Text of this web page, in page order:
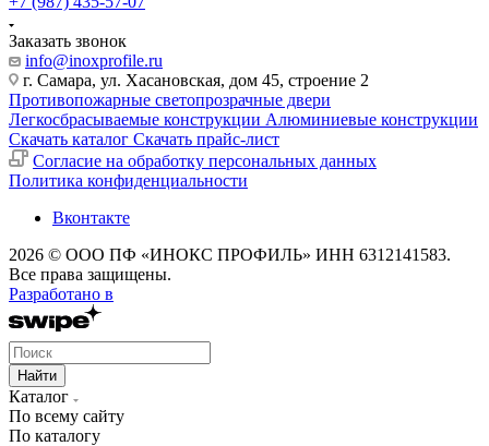
Заказать звонок
info@inoxprofile.ru
г. Самара, ул. Хасановская, дом 45, строение 2
Противопожарные светопрозрачные двери
Легкосбрасываемые конструкции Алюминиевые конструкции
Скачать каталог Скачать прайс-лист
Cогласие на обработку персональных данных
Политика конфиденциальности
Вконтакте
2026 © ООО ПФ «ИНОКС ПРОФИЛЬ» ИНН 6312141583.
Все права защищены.
Разработано в
Найти
Каталог
По всему сайту
По каталогу